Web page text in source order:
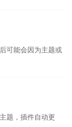
可能会因为主题或
题，插件自动更